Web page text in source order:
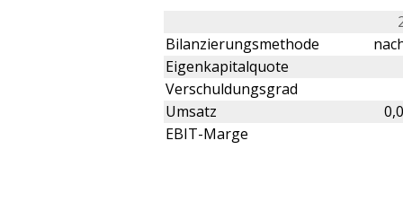
Bilanzierungsmethode
Eigenkapitalquote
Verschuldungsgrad
Umsatz
EBIT-Marge